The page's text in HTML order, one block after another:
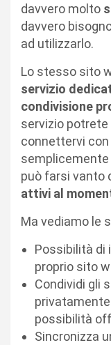
davvero molto
davvero
ad utilizzarlo.
Lo stesso sito
servizio
condivisione
servizio
connettervi
può farsi vanto
attivi al
Ma vediamo le
Possibilità di
proprio sito
Condividi gli
possibilità
Sincronizza